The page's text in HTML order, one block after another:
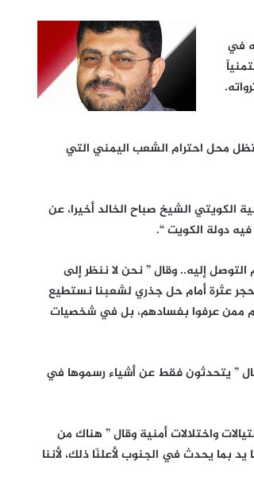
في
محل احترام الشعب اليمني التي
الكويتي الشيخ صباح الخالد أخيرا، عن
دولة الكويت “.
إليه.. وقال ” نحن لا ننظر إلى
عثرة أمام حل جذري لشعبنا نستطيع
ممن عرفوا بفسادهم، بل في شخصيات
” يتحدثون فقط عن أشياء رسموها في
واختلالات أمنية وقال ” هناك من
بما يحدث في الجنوب لأعلنّا ذلك، لأننا